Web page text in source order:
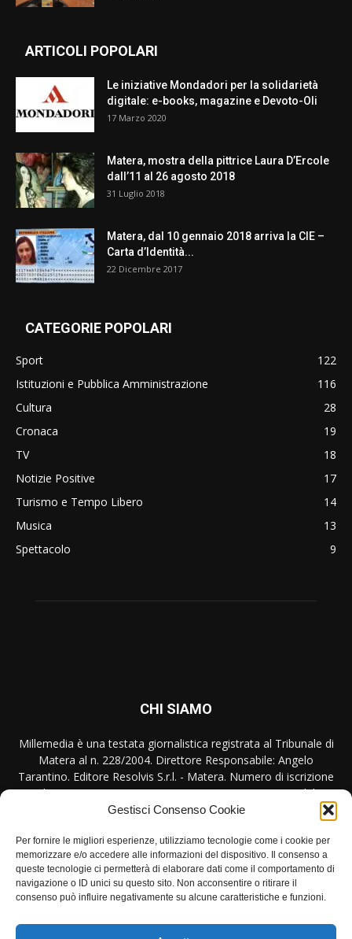
Gestisci Consenso Cookie
Per fornire le migliori esperienze, utilizziamo tecnologie come i cookie per
memorizzare e/o accedere alle informazioni del dispositivo. Il consenso a
queste tecnologie ci permetterà di elaborare dati come il comportamento di
navigazione o ID unici su questo sito. Non acconsentire o ritirare il
consenso può influire negativamente su alcune caratteristiche e funzioni.
ARTICOLI POPOLARI
Le iniziative Mondadori per la solidarietà
digitale: e-books, magazine e Devoto-Oli
17 Marzo 2020
Matera, mostra della pittrice Laura D’Ercole
dall’11 al 26 agosto 2018
31 Luglio 2018
Matera, dal 10 gennaio 2018 arriva la CIE –
Carta d’Identità...
22 Dicembre 2017
CATEGORIE POPOLARI
Sport
122
Istituzioni e Pubblica Amministrazione
116
Cultura
28
Cronaca
19
TV
18
Notizie Positive
17
Turismo e Tempo Libero
14
Musica
13
Spettacolo
9
CHI SIAMO
Millemedia è una testata giornalistica registrata al Tribunale di
Matera al n. 228/2004. Direttore Responsabile: Angelo
Tarantino. Editore Resolvis S.r.l. - Matera. Numero di iscrizione
al ROC Registro Operatori Comunicazione n. 17440 del
31/10/2007
Contattaci:redazione@millemedia.it
SEGUICI